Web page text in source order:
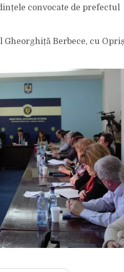
CORONAVIRUS
IA
CONTACT
convocate de prefectul
Gheorghiță Berbece, cu